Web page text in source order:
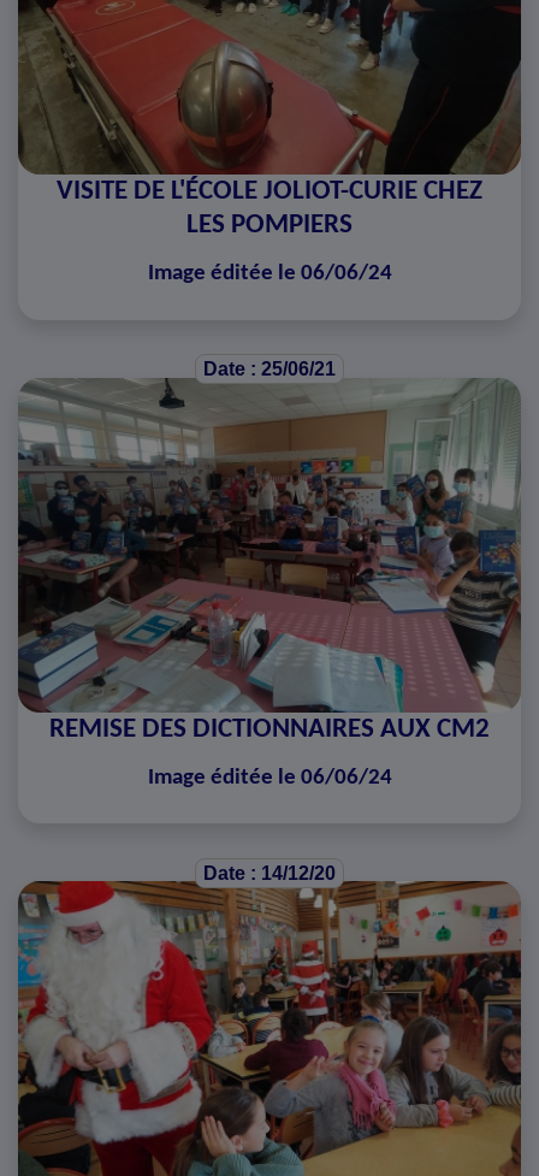
VISITE DE L'ÉCOLE JOLIOT-CURIE CHEZ
LES POMPIERS
Image éditée le 06/06/24
Date : 25/06/21
REMISE DES DICTIONNAIRES AUX CM2
Image éditée le 06/06/24
Date : 14/12/20